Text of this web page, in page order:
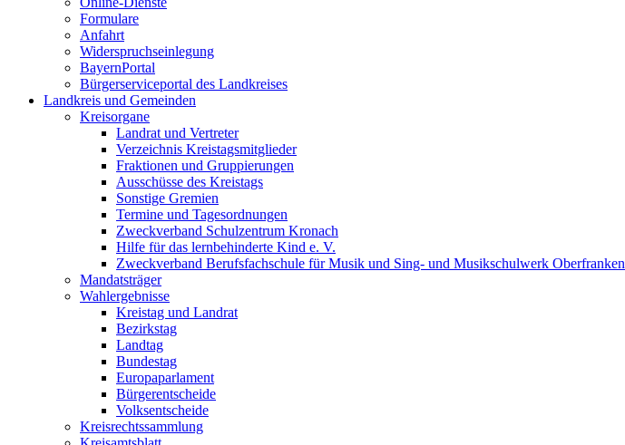
Formulare
Anfahrt
Widerspruchseinlegung
BayernPortal
Bürgerserviceportal des Landkreises
Landkreis und Gemeinden
Kreisorgane
Landrat und Vertreter
Verzeichnis Kreistagsmitglieder
Fraktionen und Gruppierungen
Ausschüsse des Kreistags
Sonstige Gremien
Termine und Tagesordnungen
Zweckverband Schulzentrum Kronach
Hilfe für das lernbehinderte Kind e. V.
Zweckverband Berufsfachschule für Musik und Sing- und Musikschulwerk Oberfranken
Mandatsträger
Wahlergebnisse
Kreistag und Landrat
Bezirkstag
Landtag
Bundestag
Europaparlament
Bürgerentscheide
Volksentscheide
Kreisrechtssammlung